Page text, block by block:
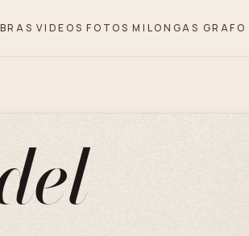
VIDEOS FOTOS MILONGAS GRAFO